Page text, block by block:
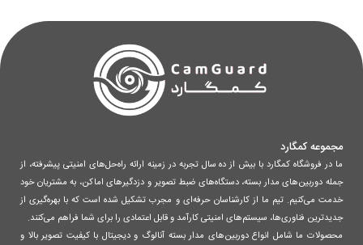
مجموعه کمگارد
ما در فروشگاه کمگارد با بیش از ده سال تجربه در زمینه ارائه راه‌حل‌های امنیتی پیشرفته، از
جمله دوربین‌های مدار بسته، دستگاه‌های ضبط تصویر و دزدگیرهای اماکن، به مشتریان خود
خدمت می‌کنیم. تیم ما از کارشناسان حرفه‌ای و مجرب تشکیل شده است که با بهره‌گیری از
جدیدترین فناوری‌ها، سیستم‌های امنیتی کارآمد و قابل اعتمادی را برای شما فراهم می‌کنند.
محصولات ما شامل انواع دوربین‌های مدار بسته آنالوگ و دیجیتال با کیفیت تصویر بالا و